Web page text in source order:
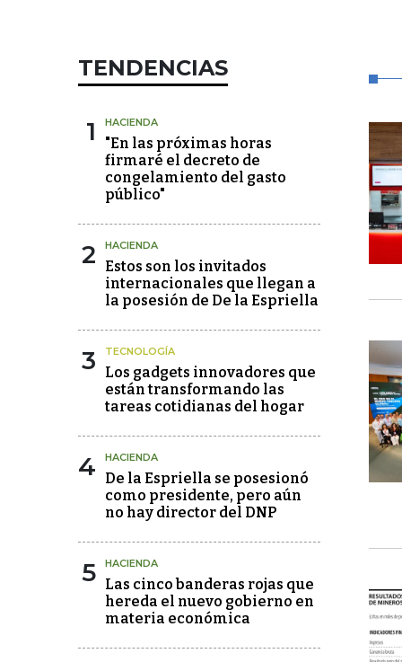
TENDENCIAS
1 HACIENDA
"En las próximas horas
firmaré el decreto de
congelamiento del gasto
público"
2 HACIENDA
Estos son los invitados
internacionales que llegan a
la posesión de De la Espriella
3 TECNOLOGÍA
Los gadgets innovadores que
están transformando las
tareas cotidianas del hogar
4 HACIENDA
De la Espriella se posesionó
como presidente, pero aún
no hay director del DNP
5 HACIENDA
Las cinco banderas rojas que
hereda el nuevo gobierno en
materia económica